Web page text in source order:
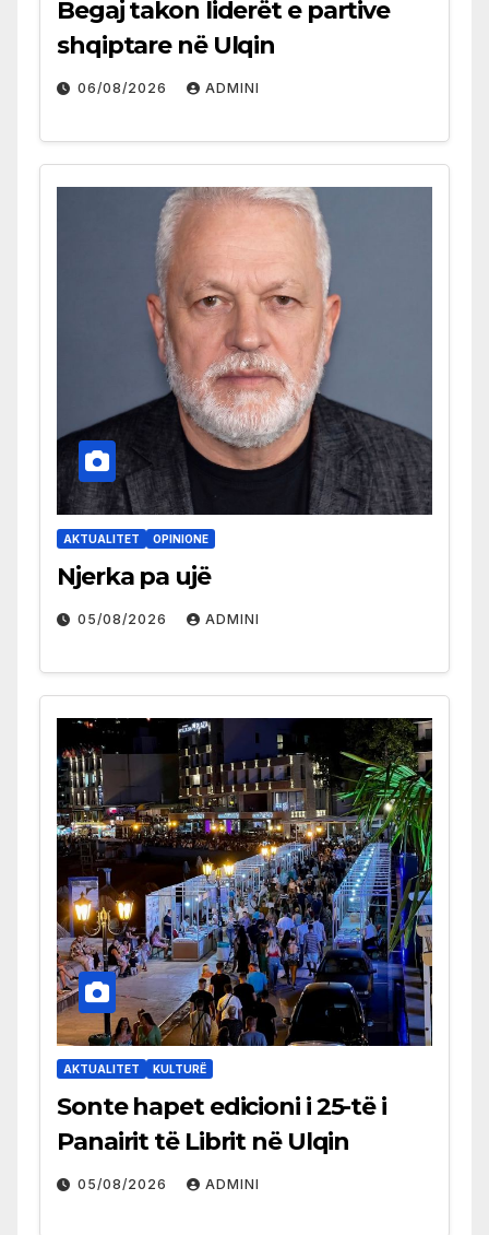
Begaj takon liderët e partive
shqiptare në Ulqin
06/08/2026 ADMINI
AKTUALITET OPINIONE
Njerka pa ujë
05/08/2026 ADMINI
AKTUALITET KULTURË
Sonte hapet edicioni i 25-të i
Panairit të Librit në Ulqin
05/08/2026 ADMINI